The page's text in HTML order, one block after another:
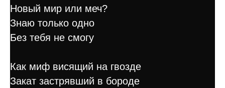
Новый мир или меч?
Знаю только одно
Без тебя не смогу
Как миф висящий на гвозде
Закат застрявший в бороде